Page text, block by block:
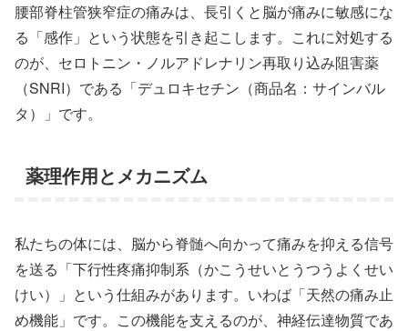
腰部脊柱管狭窄症の痛みは、長引くと脳が痛みに敏感にな
る「感作」という状態を引き起こします。これに対処する
のが、セロトニン・ノルアドレナリン再取り込み阻害薬
（SNRI）である「デュロキセチン（商品名：サインバル
タ）」です。
薬理作用とメカニズム
私たちの体には、脳から脊髄へ向かって痛みを抑える信号
を送る「下行性疼痛抑制系（かこうせいとうつうよくせい
けい）」という仕組みがあります。いわば「天然の痛み止
め機能」です。この機能を支えるのが、神経伝達物質であ